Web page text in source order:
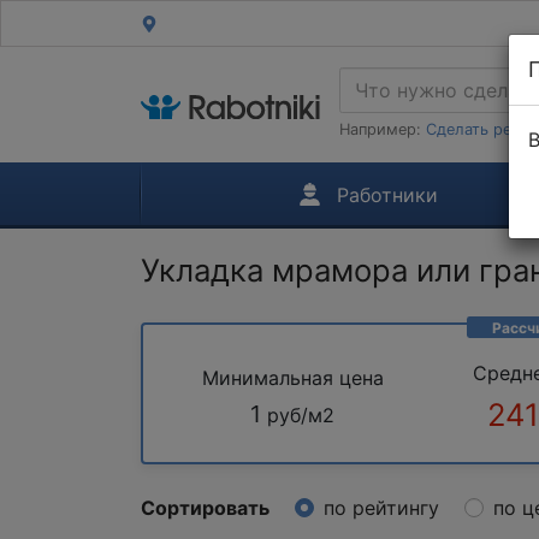
Например: Сделать
Работники
Укладка мрамора или
Минимальная цена
1 руб/м2
Сортировать по рейтингу по